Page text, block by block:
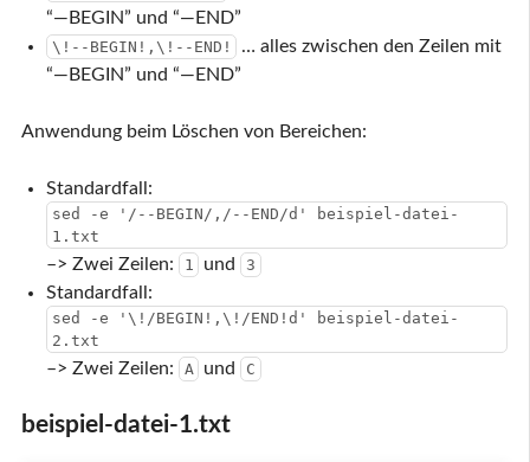
“—BEGIN” und “—END”
\!--BEGIN!,\!--END!
… alles zwischen den Zeilen mit
“—BEGIN” und “—END”
Anwendung beim Löschen von Bereichen:
Standardfall:
sed -e '/--BEGIN/,/--END/d' beispiel-datei-
1.txt
–> Zwei Zeilen: 1 und 3
Standardfall:
sed -e '\!/BEGIN!,\!/END!d' beispiel-datei-
2.txt
–> Zwei Zeilen: A und C
beispiel-datei-1.txt